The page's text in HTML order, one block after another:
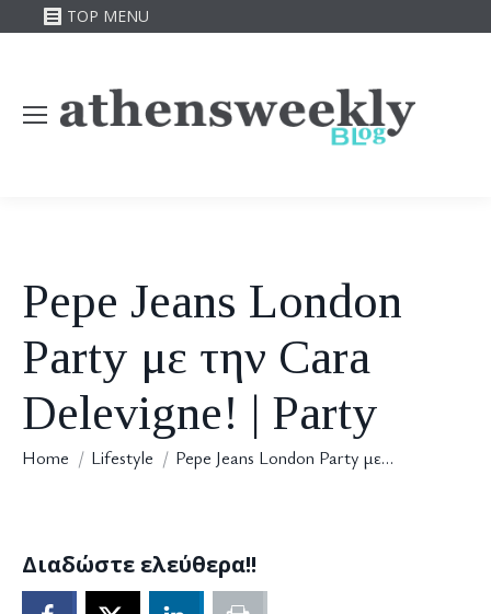
TOP MENU
Pepe Jeans London
Party με την Cara
Delevigne! | Party
You are here:
Home Lifestyle Pepe Jeans London Party με…
Διαδώστε ελεύθερα!!